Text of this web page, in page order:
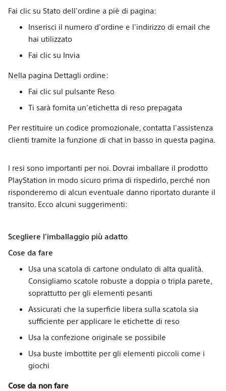
Fai clic su Stato dell'ordine a piè di pagina:
Inserisci il numero d'ordine e l'indirizzo di email che
hai utilizzato
Fai clic su Invia
Nella pagina Dettagli ordine:
Fai clic sul pulsante Reso
Ti sarà fornita un'etichetta di reso prepagata
Per restituire un codice promozionale, contatta l'assistenza
clienti tramite la funzione di chat in basso in questa pagina.
I resi sono importanti per noi. Dovrai imballare il prodotto
PlayStation in modo sicuro prima di rispedirlo, perché non
risponderemo di alcun eventuale danno riportato durante il
transito. Ecco alcuni suggerimenti:
Scegliere l'imballaggio più adatto
Cose da fare
Usa una scatola di cartone ondulato di alta qualità.
Consigliamo scatole robuste a doppia o tripla parete,
soprattutto per gli elementi pesanti
Assicurati che la superficie libera sulla scatola sia
sufficiente per applicare le etichette di reso
Usa la confezione originale se possibile
Usa buste imbottite per gli elementi piccoli come i
giochi
Cose da non fare